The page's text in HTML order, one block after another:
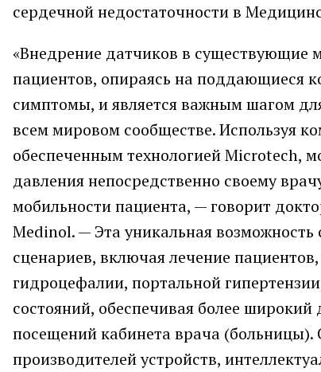
сердечной недостаточности в
«Внедрение датчиков в существующие
пациентов, опираясь на поддающиеся
симптомы, и является важным шагом
всем мировом сообществе. Используя
обеспеченным технологией Microtech,
давления непосредственно своему
мобильности пациента, — говорит
Medinol. — Эта уникальная
сценариев, включая лечение
гидроцефалии, портальной
состояний, обеспечивая более
посещений кабинета врача (больницы).
производителей устройств,